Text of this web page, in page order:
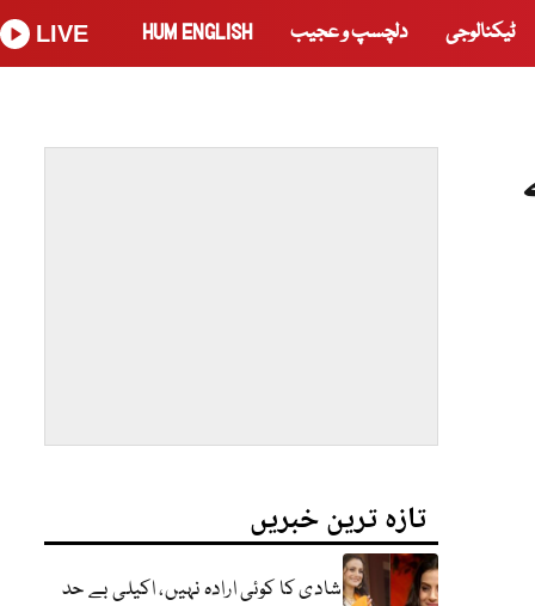
ٹیکنالوجی دلچسپ و عجیب HUM ENGLISH
LIVE
تازہ ترین خبریں
شادی کا کوئی ارادہ نہیں، اکیلی بے حد